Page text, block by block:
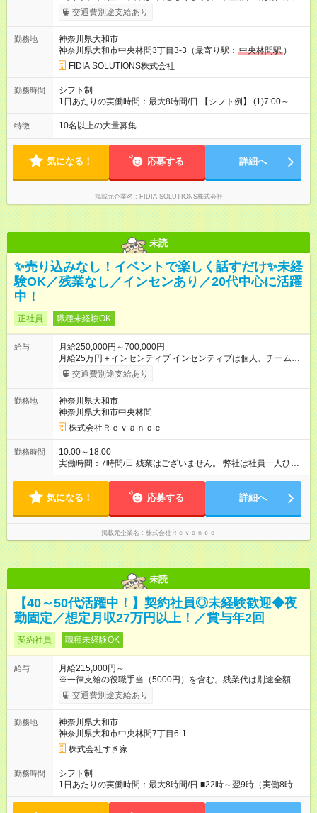
給！ ※能力・スキルを考慮し、ご相談の上で決定します。 【試
用期間】試用期間あり 試用期間の長さ：6ヶ月 雇用形態、給与
交通費別途支給あり
勤務地
神奈川県大和市
神奈川県大和市中央林間3丁目3-3（最寄り駅： 中央林間駅 ）
FIDIA SOLUTIONS株式会社
勤務時間
シフト制
1日あたりの実働時間：最大8時間/日 【シフト例】 (1)7:00～
16:00 (2)8:00～17:00 (3)13:00～22:00 (4)14:00～23:00
(5)22:00～7:00 (6)23:00～8:00
特徴 10名以上の大量募集
気になる！ 応募する 詳細へ
掲載元企業名 FIDIA SOLUTIONS株式会社
未読
✨売り込みなし！イベントで楽しく話すだけ✨未経
験OK／残業なし／インセンあり／20代中心に活躍
中！
正社員 職種未経験OK
給与
月給250,000円～700,000円
月給25万円＋インセンティブ インセンティブは個人、チームと
別途で支給！ ■個人インセンティブ ■チームインセンティブ 結果
を出した分はしっかり毎月支給され、頑張った分だけ稼ぐこと
いモチベーションを持っています！ ■役職手当あり ※経験・能力
等を考慮の上、加給・優遇いたします。 【試用期間】試用期間
あり 試用期間の長さ：2ヶ月 ※ 雇用形態と給与に、本採用時と
異なる部分があります。 雇用形態：本採用時と同じです。 給
与：月給 250,000円 ～ 250,000円 試用期間最大2ヵ月(歩合給は
適用されません）
交通費別途支給あり
勤務地
神奈川県大和市
神奈川県大和市中央林間
株式会社Ｒｅｖａｎｃｅ
勤務時間
10:00～18:00
実働時間：7時間/日 残業はございません。 弊社は社員一人ひと
りのワークライフバランスを特に重視しているため 月曜日は10
平日（月・木・金） 世田谷区駒沢の事務所にてトーク練習 ✅
動時は別途移動時間があります。
気になる！ 応募する 詳細へ
掲載元企業名 株式会社Ｒｅｖａｎｃｅ
未読
【40～50代活躍中！】契約社員◎未経験歓迎◆夜
勤固定／想定月収27万円以上！／賞与年2回
契約社員 職種未経験OK
給与
月給215,000円～
※一律支給の役職手当（5000円）を含む。残業代は別途全額支
給。 ※深夜勤務手当は、残業時間等により変動します。 ※想定
月収27万円以上 ※最大4回昇給のチャンスあり ※賞与年2回支給
交通費別途支給あり
勤務地
神奈川県大和市
神奈川県大和市中央林間7丁目6-1
株式会社すき家
勤務時間
シフト制
1日あたりの実働時間：最大8時間/日 ■22時～翌9時（実働8時
間） ※上記はあくまでも一例です。店舗により、時間が前後す